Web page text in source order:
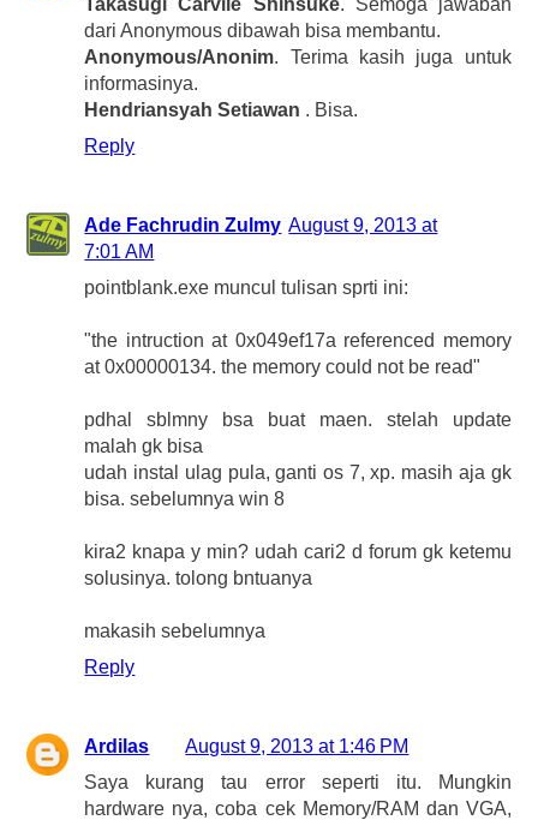
dari Anonymous dibawah bisa membantu.
Anonymous/Anonim. Terima kasih juga untuk
informasinya.
Hendriansyah Setiawan . Bisa.
Reply
Ade Fachrudin Zulmy August 9, 2013 at
7:01 AM
pointblank.exe muncul tulisan sprti ini:
"the intruction at 0x049ef17a referenced memory
at 0x00000134. the memory could not be read"
pdhal sblmny bsa buat maen. stelah update
malah gk bisa
udah instal ulag pula, ganti os 7, xp. masih aja gk
bisa. sebelumnya win 8
kira2 knapa y min? udah cari2 d forum gk ketemu
solusinya. tolong bntuanya
makasih sebelumnya
Reply
Ardilas
August 9, 2013 at 1:46 PM
Saya kurang tau error seperti itu. Mungkin
hardware nya, coba cek Memory/RAM dan VGA,